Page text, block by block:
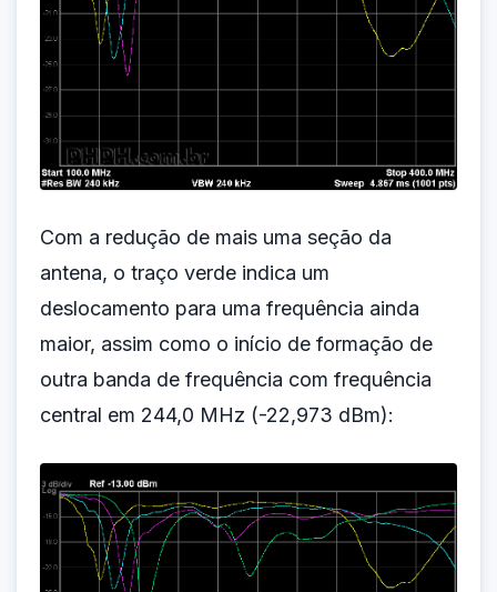
Com a redução de mais uma seção da
antena, o traço verde indica um
deslocamento para uma frequência ainda
maior, assim como o início de formação de
outra banda de frequência com frequência
central em 244,0 MHz (-22,973 dBm):